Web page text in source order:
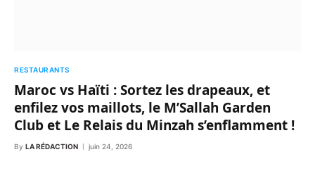
RESTAURANTS
Maroc vs Haïti : Sortez les drapeaux, et
enfilez vos maillots, le M’Sallah Garden
Club et Le Relais du Minzah s’enflamment !
By LA RÉDACTION juin 24, 2026